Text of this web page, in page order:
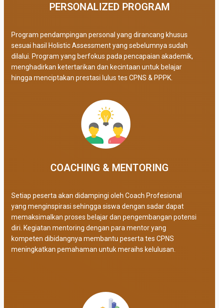
PERSONALIZED PROGRAM​
Program pendampingan personal yang dirancang khusus
sesuai hasil Holistic Assessment yang sebelumnya sudah
dilalui. Program yang berfokus pada pencapaian akademik,
menghadirkan ketertarikan dan kecintaan untuk belajar
hingga menciptakan prestasi lulus tes CPNS & PPPK.
COACHING & MENTORING
Setiap peserta akan didampingi oleh Coach Profesional
yang menginspirasi sehingga siswa dengan sadar dapat
memaksimalkan proses belajar dan pengembangan potensi
diri. Kegiatan mentoring dengan para mentor yang
kompeten dibidangnya membantu peserta tes CPNS
meningkatkan pemahaman untuk meraihs kelulusan.